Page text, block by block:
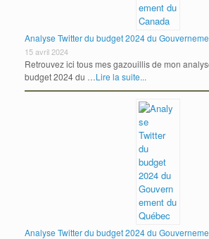
Analyse Twitter du budget 2024 du
15 avril 2024
Retrouvez ici tous mes gazouillis de mon
budget 2024 du …Lire la suite...
Analyse Twitter du budget 2024 du